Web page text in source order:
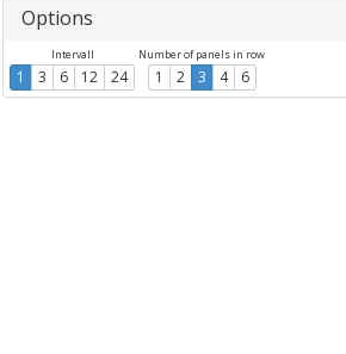
Options
Intervall
1 3 6 12 24
Number of panels in row
1 2 3 4 6